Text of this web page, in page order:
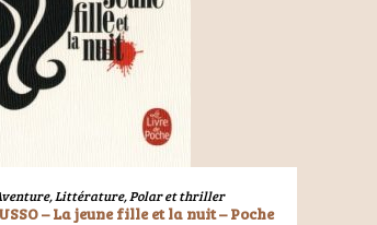
LIRE LA SUITE
,Littérature,Polar et thriller
– La jeune fille et la nuit – Poche